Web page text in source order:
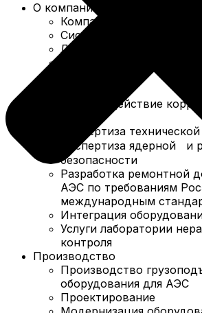
О компании
Компания в цифрах
Система менеджмента
Лицензии и сертификаты
Противодействие
Экспертиза
Экспертиза ядерной
безопасности
Разработка ремонтной
АЭС по требованиям
международным
Интеграция
Услуги лаборатории
контроля
Производство
Производство
оборудования для АЭС
Проектирование